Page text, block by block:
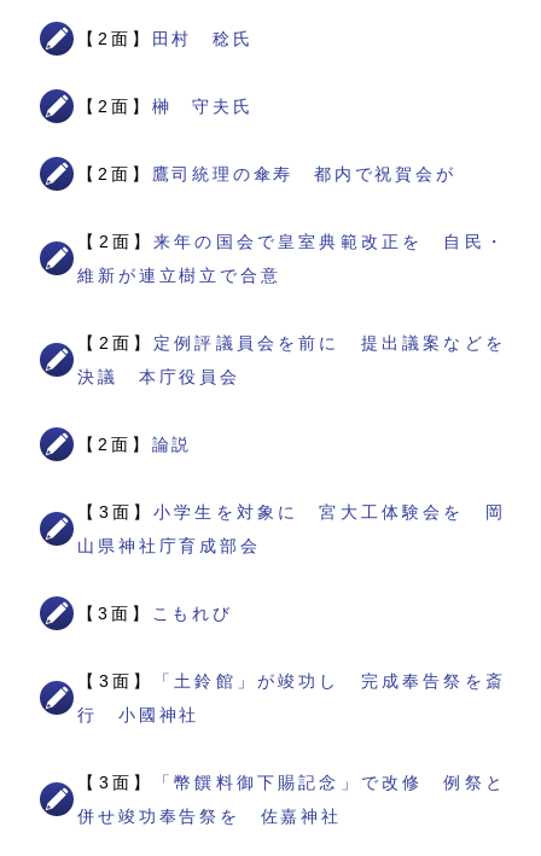
【2面】 田村 稔氏
【2面】 榊 守夫氏
【2面】 鷹司統理の傘寿 都内で祝賀会が
【2面】来年の国会で皇室典範改正を 自民・
維新が連立樹立で合意
【2面】 定例評議員会を前に 提出議案などを
決議 本庁役員会
【2面】 論説
【3面】小学生を対象に 宮大工体験会を 岡
山県神社庁育成部会
【3面】 こもれび
【3面】
「土鈴館」が竣功し 完成奉告祭を斎
行 小國神社
【3面】
「幣饌料御下賜記念」で改修 例祭と
併せ竣功奉告祭を 佐嘉神社